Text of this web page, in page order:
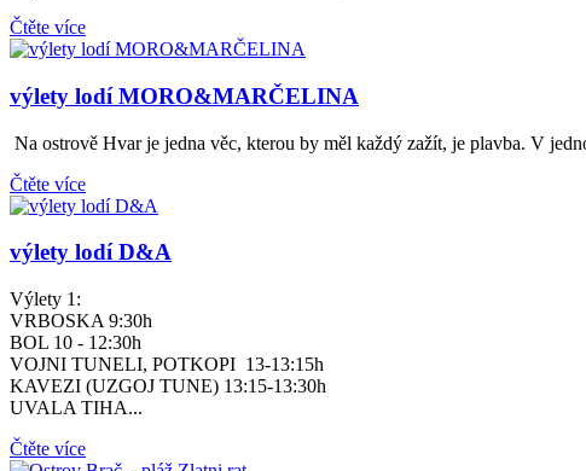
Čtěte více
výlety lodí MORO&MARČELINA
Na ostrově Hvar je jedna věc, kterou by měl každý zažít, je plavba. V
Čtěte více
výlety lodí D&A
Výlety 1:
VRBOSKA 9:30h
BOL 10 - 12:30h
VOJNI TUNELI, POTKOPI 13-13:15h
KAVEZI (UZGOJ TUNE) 13:15-13:30h
UVALA TIHA...
Čtěte více